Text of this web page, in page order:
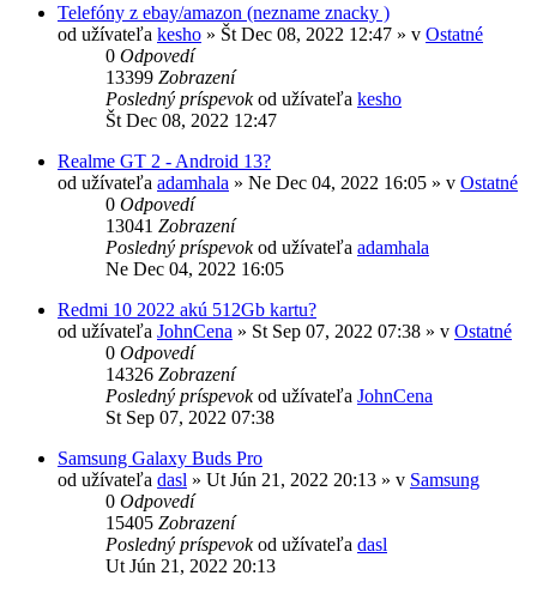
Telefóny z ebay/amazon (nezname znacky )
od užívateľa kesho » Št Dec 08, 2022 12:47 » v Ostatné
0 Odpovedí
13399 Zobrazení
Posledný príspevokod užívateľa kesho
Št Dec 08, 2022 12:47
Realme GT 2 - Android 13?
od užívateľa adamhala » Ne Dec 04, 2022 16:05 » v Ostatné
0 Odpovedí
13041 Zobrazení
Posledný príspevokod užívateľa adamhala
Ne Dec 04, 2022 16:05
Redmi 10 2022 akú 512Gb kartu?
od užívateľa JohnCena » St Sep 07, 2022 07:38 » v Ostatné
0 Odpovedí
14326 Zobrazení
Posledný príspevokod užívateľa JohnCena
St Sep 07, 2022 07:38
Samsung Galaxy Buds Pro
od užívateľa dasl » Ut Jún 21, 2022 20:13 » v Samsung
0 Odpovedí
15405 Zobrazení
Posledný príspevokod užívateľa dasl
Ut Jún 21, 2022 20:13